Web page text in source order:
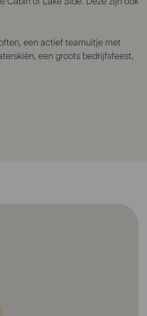
een actief teamuitje met
een groots bedrijfsfeest,